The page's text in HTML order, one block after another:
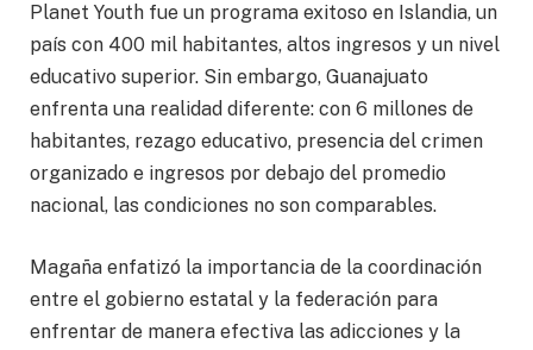
Planet Youth fue un programa exitoso en Islandia, un
país con 400 mil habitantes, altos ingresos y un nivel
educativo superior. Sin embargo, Guanajuato
enfrenta una realidad diferente: con 6 millones de
habitantes, rezago educativo, presencia del crimen
organizado e ingresos por debajo del promedio
nacional, las condiciones no son comparables.
Magaña enfatizó la importancia de la coordinación
entre el gobierno estatal y la federación para
enfrentar de manera efectiva las adicciones y la